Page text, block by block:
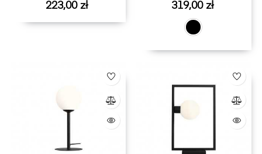
Cena
223,00 zł Cena
319,00 zł